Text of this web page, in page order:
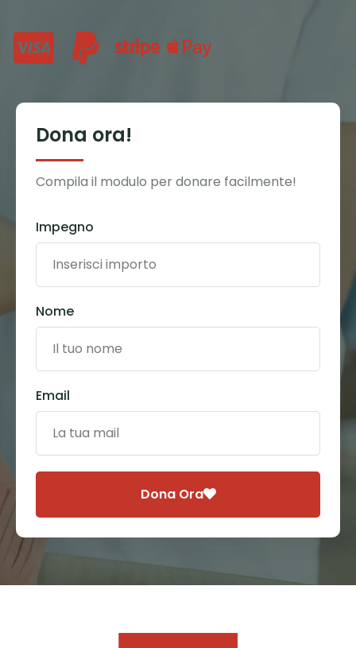
Dona ora!
Compila il modulo per donare facilmente!
Impegno
Nome
Email
Dona Ora